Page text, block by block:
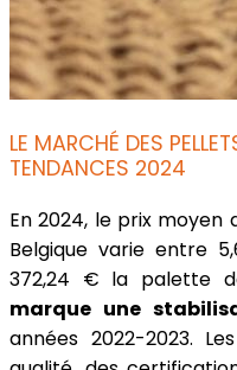
LE MARCHÉ DES
TENDANCES 2024
En 2024, le prix moyen
Belgique varie entre
372,24 € la palette
marque une
années 2022-2023.